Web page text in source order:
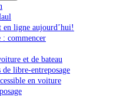
en ligne aujourd’hui!
: commencer
et de bateau
libre-entreposage
en voiture